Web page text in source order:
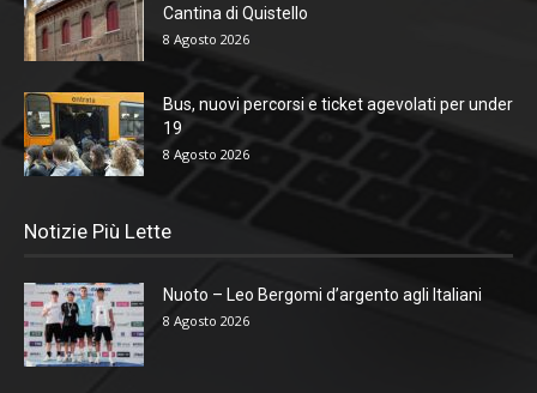
Cantina di Quistello
8 Agosto 2026
Bus, nuovi percorsi e ticket agevolati per under
19
8 Agosto 2026
Notizie Più Lette
Nuoto – Leo Bergomi d’argento agli Italiani
8 Agosto 2026